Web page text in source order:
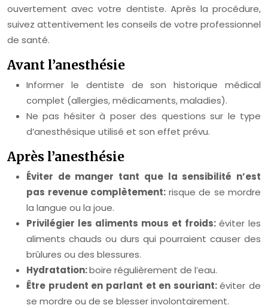
ouvertement avec votre dentiste. Après la procédure,
suivez attentivement les conseils de votre professionnel
de santé.
Avant l’anesthésie
Informer le dentiste de son historique médical
complet (allergies, médicaments, maladies).
Ne pas hésiter à poser des questions sur le type
d’anesthésique utilisé et son effet prévu.
Après l’anesthésie
Éviter de manger tant que la sensibilité n’est
pas revenue complètement: risque de se mordre
la langue ou la joue.
Privilégier les aliments mous et froids: éviter les
aliments chauds ou durs qui pourraient causer des
brûlures ou des blessures.
Hydratation:boire régulièrement de l’eau.
Être prudent en parlant et en souriant:éviter de
se mordre ou de se blesser involontairement.